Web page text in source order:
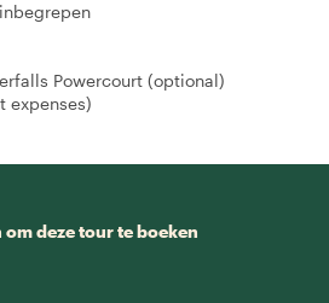
Powercourt (optional)
expenses)
om deze tour te boeken